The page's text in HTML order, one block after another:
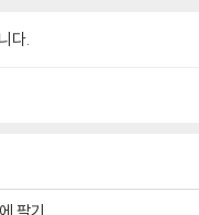
다.
팔기